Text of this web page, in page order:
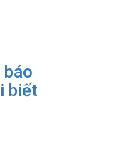
biết